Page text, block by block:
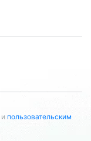
и пользовательским